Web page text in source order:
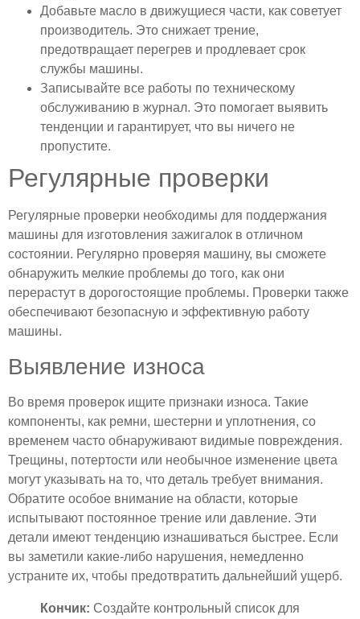
Добавьте масло в движущиеся части, как советует
производитель. Это снижает трение,
предотвращает перегрев и продлевает срок
службы машины.
Записывайте все работы по техническому
обслуживанию в журнал. Это помогает выявить
тенденции и гарантирует, что вы ничего не
пропустите.
Регулярные проверки
Регулярные проверки необходимы для поддержания
машины для изготовления зажигалок в отличном
состоянии. Регулярно проверяя машину, вы сможете
обнаружить мелкие проблемы до того, как они
перерастут в дорогостоящие проблемы. Проверки также
обеспечивают безопасную и эффективную работу
машины.
Выявление износа
Во время проверок ищите признаки износа. Такие
компоненты, как ремни, шестерни и уплотнения, со
временем часто обнаруживают видимые повреждения.
Трещины, потертости или необычное изменение цвета
могут указывать на то, что деталь требует внимания.
Обратите особое внимание на области, которые
испытывают постоянное трение или давление. Эти
детали имеют тенденцию изнашиваться быстрее. Если
вы заметили какие-либо нарушения, немедленно
устраните их, чтобы предотвратить дальнейший ущерб.
Кончик: Создайте контрольный список для